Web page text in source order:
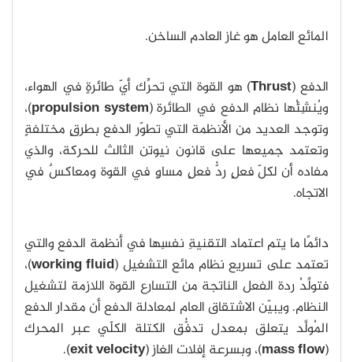
المائع العامل هو غاز العادم الساخن.
الدفع (Thrust) هو القوة التي تحرِّك أيّ طائرةٍ في الهواء،
ويُنشِئُها نظام الدفع في الطائرة (propulsion system)،
وتوجد العديد من الأنظمة التي تطوّر الدفع بطرقٍ مختلفةٍ
وتعتمد جميعها على قانون نيوتن الثالث للحركة، والذي
مفاده أن لكلّ فعلٍ ردُّ فعلٍ مساوٍ في القوة ومعاكسٌ في
الاتجاه.
دائمًا ما يتم اعتماد التقنيةِ نفسِها في أنظمة الدفع والتي
تعتمد على تسريع نظام مائع التشغيل (working fluid)،
فتولِّدُ ردة الفعل الناتجة من التسارع القوة اللازمة لتشغيل
النظام. ويبيّن الاشتقاق العام لمعادلة الدفع أن مقدار الدفع
المُولَّد يتعلق بمعدل تدفُّق الكتلة الكلّي عبر المحرك
(
mass flow)، وبسرعة إفلات الغاز (exit velocity
).